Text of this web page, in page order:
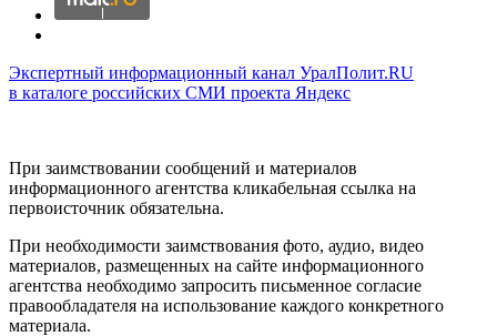
Экспертный информационный канал УралПолит.RU
в каталоге российских СМИ проекта Яндекс
При заимствовании сообщений и материалов
информационного агентства кликабельная ссылка на
первоисточник обязательна.
При необходимости заимствования фото, аудио, видео
материалов, размещенных на сайте информационного
агентства необходимо запросить письменное согласие
правообладателя на использование каждого конкретного
материала.